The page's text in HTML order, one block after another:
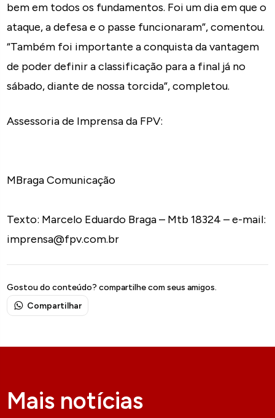
bem em todos os fundamentos. Foi um dia em que o
ataque, a defesa e o passe funcionaram”, comentou.
“Também foi importante a conquista da vantagem
de poder definir a classificação para a final já no
sábado, diante de nossa torcida”, completou.
Assessoria de Imprensa da FPV:
MBraga Comunicação
Texto: Marcelo Eduardo Braga – Mtb 18324 – e-mail:
imprensa@fpv.com.br
Gostou do conteúdo? compartilhe com seus amigos.
Compartilhar
Mais notícias